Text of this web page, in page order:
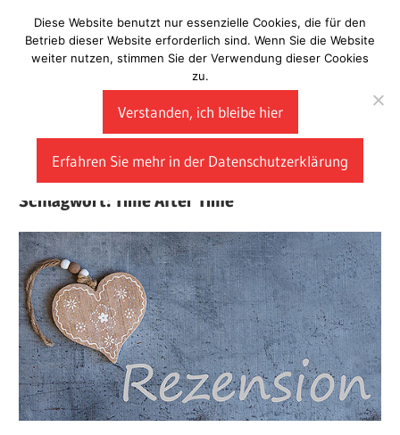
Inhalt
springen
Laberladen
Schlagwort: Time After Time
Diese Website benutzt nur essenzielle Cookies, die für den
Betrieb dieser Website erforderlich sind. Wenn Sie die Website
weiter nutzen, stimmen Sie der Verwendung dieser Cookies
zu.
Verstanden, ich bleibe hier
Erfahren Sie mehr in der Datenschutzerklärung